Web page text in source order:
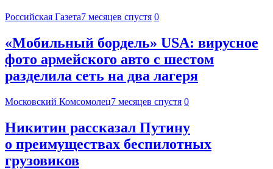
Российская Газета7 месяцев спустя 0
«Мобильный бордель» USA: вирусное
фото армейского авто с шестом
разделила сеть на два лагеря
Московский Комсомолец7 месяцев спустя 0
Никитин рассказал Путину
о преимуществах беспилотных
грузовиков